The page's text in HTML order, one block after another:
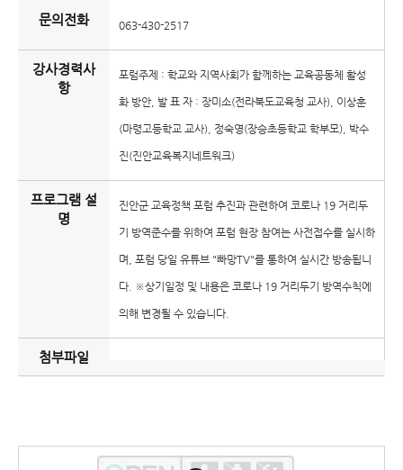
문의전화 063-430-2517
강사경력사
항
포럼주제 : 학교와 지역사회가 함께하는 교육공동체 활성
화 방안, 발 표 자 : 장미소(전라북도교육청 교사), 이상훈
(마령고등학교 교사), 정숙영(장승초등학교 학부모), 박수
진(진안교육복지네트워크)
프로그램 설
명
진안군 교육정책 포럼 추진과 관련하여 코로나 19 거리두
기 방역준수를 위하여 포럼 현장 참여는 사전접수를 실시하
며, 포럼 당일 유튜브 "빠망TV"를 통하여 실시간 방송됩니
다. ※상기일정 및 내용은 코로나 19 거리두기 방역수칙에
의해 변경될 수 있습니다.
첨부파일